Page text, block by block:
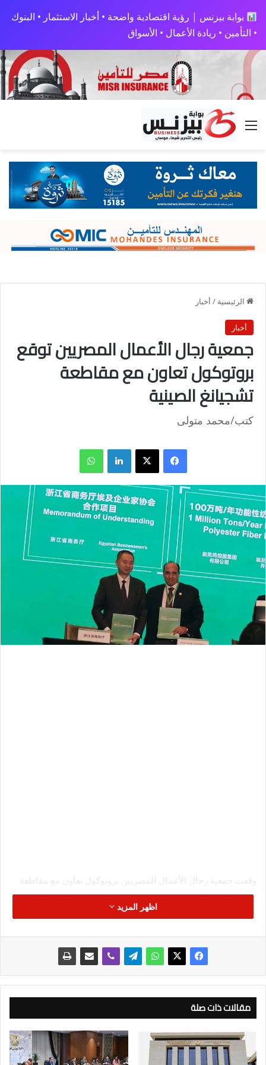
بوابة بيزنس | رؤية اقتصادية واضحة • أخبار الاستثمار • البنوك
• التأمين • ريادة الأعمال • الأسواق
القائمة
الرئيسية / أخبار
أخبار
جمعية رجال الأعمال المصريين توقع
بروتوكول تعاون مع مقاطعة
تشجيانغ الصينية
كتب/محمد متولى
فيسبوك X لينكدإن
وقعت جمعية رجال الأعمال المصريين بروتوكول تعاون مع مقاطعة
تشجيانغ خلال مشاركتها في مؤتمر التعاون والتبادل بين الصين ”
وقال أحمد عز الدين، رئيس لجنة تنمية العلاقات مع الصين
البروتوكول يهدف الي تشجيع الشركات المصرية والصينية على
والتدريب من خلال تبادل المعلومات والزيارات وعرض الفرص
المختلفة بما يخدم دفع التعاون الاقتصادي المصري الصيني.
واوضح عز الدين، أن التعاون بين الجمعية ومقاطعة تشجيانغ يأتي
ضمن 15 مشروع تعاون لمشروعات مشتركة تم توقيعهم بين شركات
اظهر المزيد
مقالات ذات صلة